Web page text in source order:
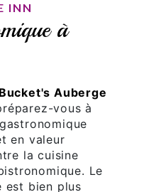
INN
à
Bucket's Auberge
vous à
en valeur
la cuisine
Le
est bien plus